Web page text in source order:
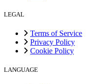
LEGAL
Terms of Service
Privacy Policy
Cookie Policy
LANGUAGE